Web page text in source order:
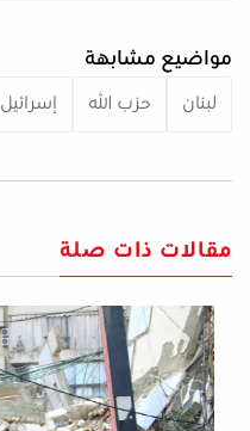
مواضيع مشابهة
لبنان حزب الله إسرائيل
مقالات ذات صلة